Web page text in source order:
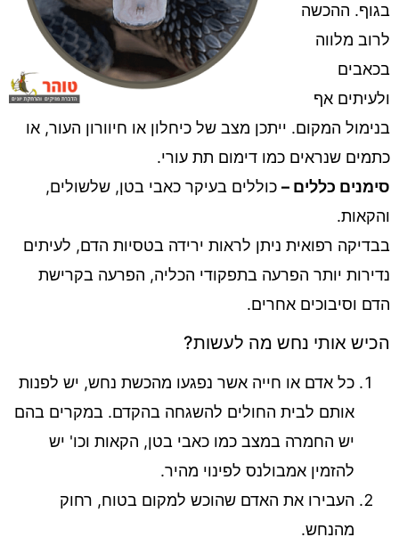
בגוף. ההכשה
לרוב מלווה
בכאבים
ולעיתים אף
בנימול המקום. ייתכן מצב של כיחלון או חיוורון העור, או
כתמים שנראים כמו דימום תת עורי.
סימנים כללים –כוללים בעיקר כאבי בטן, שלשולים,
והקאות.
בבדיקה רפואית ניתן לראות ירידה בטסיות הדם, לעיתים
נדירות יותר הפרעה בתפקודי הכליה, הפרעה בקרישת
הדם וסיבוכים אחרים.
הכיש אותי נחש מה לעשות?
כל אדם או חייה אשר נפגעו מהכשת נחש, יש לפנות
אותם לבית החולים להשגחה בהקדם. במקרים בהם
יש החמרה במצב כמו כאבי בטן, הקאות וכו' יש
להזמין אמבולנס לפינוי מהיר.
העבירו את האדם שהוכש למקום בטוח, רחוק
מהנחש.